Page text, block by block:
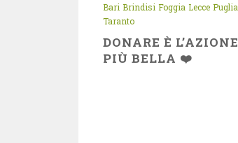
Bari Brindisi Foggia Lecce Puglia
Taranto
DONARE È L’AZIONE
PIÙ BELLA ❤️